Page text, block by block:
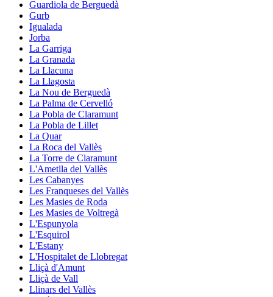
Guardiola de Berguedà
Gurb
Igualada
Jorba
La Garriga
La Granada
La Llacuna
La Llagosta
La Nou de Berguedà
La Palma de Cervelló
La Pobla de Claramunt
La Pobla de Lillet
La Quar
La Roca del Vallès
La Torre de Claramunt
L'Ametlla del Vallès
Les Cabanyes
Les Franqueses del Vallès
Les Masies de Roda
Les Masies de Voltregà
L'Espunyola
L'Esquirol
L'Estany
L'Hospitalet de Llobregat
Lliçà d'Amunt
Lliçà de Vall
Llinars del Vallès